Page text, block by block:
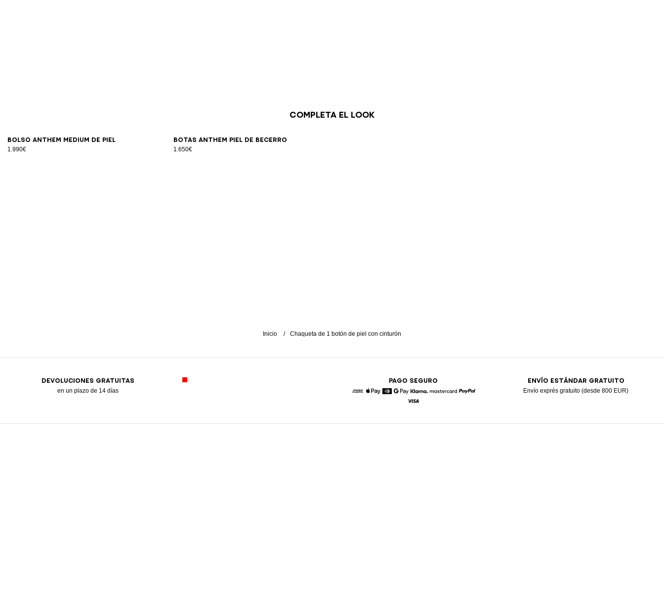
Completa el look
Bolso Anthem Medium de piel
1.990€
Botas Anthem piel de becerro
1.650€
36373839 4041
Inicio Chaqueta de 1 botón de piel con cinturón
DEVOLUCIONES GRATUITAS
en un plazo de 14 días
PAGO SEGURO
Google Pay
Klarna
ENVÍO ESTÁNDAR GRATUITO
Envío exprés gratuito (desde 800 EUR)